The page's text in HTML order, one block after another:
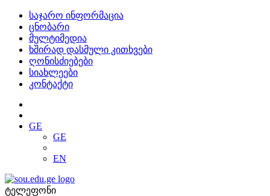
საჯარო ინფორმაცია
ცნობარი
მულტიმედია
ხშირად დასმული კითხვები
ღონისძიებები
სიახლეები
კონტაქტი
GE
GE
EN
ტელეფონი